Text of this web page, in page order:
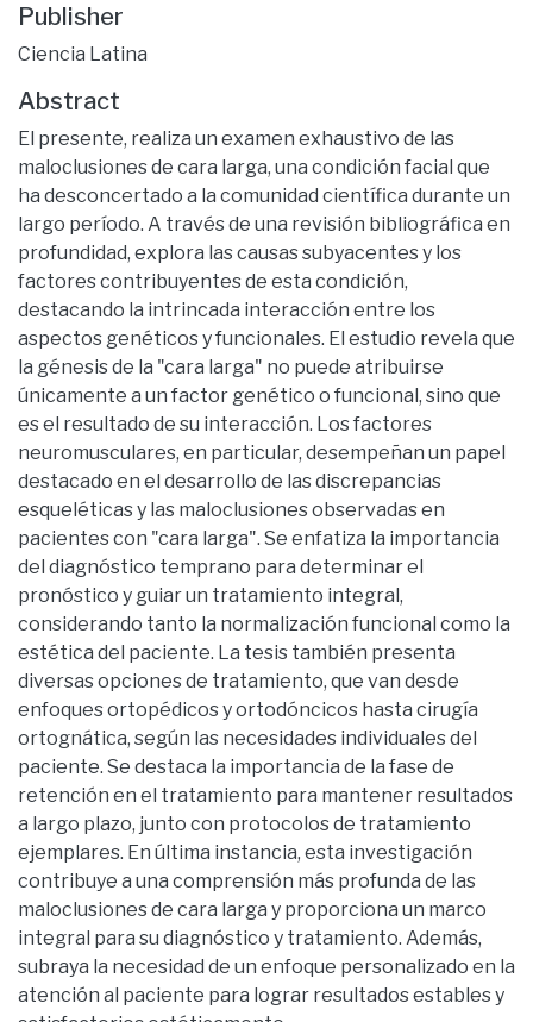
Publisher
Ciencia Latina
Abstract
El presente, realiza un examen exhaustivo de las
maloclusiones de cara larga, una condición facial que
ha desconcertado a la comunidad científica durante un
largo período. A través de una revisión bibliográfica en
profundidad, explora las causas subyacentes y los
factores contribuyentes de esta condición,
destacando la intrincada interacción entre los
aspectos genéticos y funcionales. El estudio revela que
la génesis de la "cara larga" no puede atribuirse
únicamente a un factor genético o funcional, sino que
es el resultado de su interacción. Los factores
neuromusculares, en particular, desempeñan un papel
destacado en el desarrollo de las discrepancias
esqueléticas y las maloclusiones observadas en
pacientes con "cara larga". Se enfatiza la importancia
del diagnóstico temprano para determinar el
pronóstico y guiar un tratamiento integral,
considerando tanto la normalización funcional como la
estética del paciente. La tesis también presenta
diversas opciones de tratamiento, que van desde
enfoques ortopédicos y ortodóncicos hasta cirugía
ortognática, según las necesidades individuales del
paciente. Se destaca la importancia de la fase de
retención en el tratamiento para mantener resultados
a largo plazo, junto con protocolos de tratamiento
ejemplares. En última instancia, esta investigación
contribuye a una comprensión más profunda de las
maloclusiones de cara larga y proporciona un marco
integral para su diagnóstico y tratamiento. Además,
subraya la necesidad de un enfoque personalizado en la
atención al paciente para lograr resultados estables y